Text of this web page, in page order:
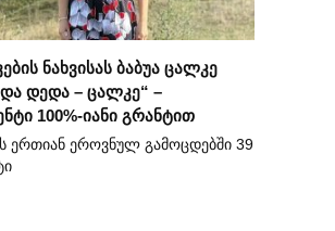
ნახვისას ბაბუა ცალკე
დედა – ცალკე“ –
100%-იანი გრანტით
ერთიან ეროვნულ გამოცდებში 39